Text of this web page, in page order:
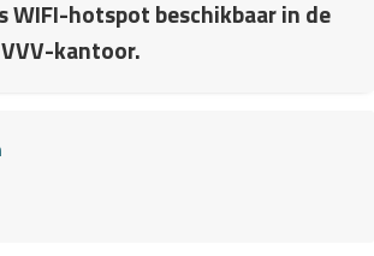
WIFI-hotspot beschikbaar in de
kantoor.